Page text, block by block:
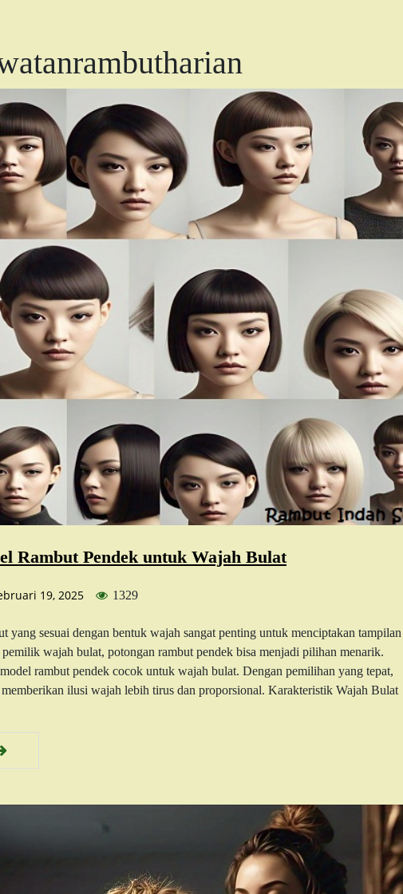
Rambut Pendek untuk Wajah Bulat
19, 2025 1329
yang sesuai dengan bentuk wajah sangat penting untuk menciptakan tampilan
wajah bulat, potongan rambut pendek bisa menjadi pilihan menarik.
rambut pendek cocok untuk wajah bulat. Dengan pemilihan yang tepat,
ilusi wajah lebih tirus dan proporsional. Karakteristik Wajah Bulat